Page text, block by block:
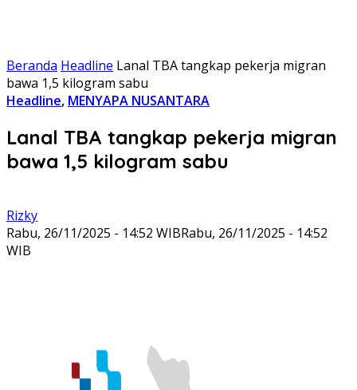
Beranda Headline Lanal TBA tangkap pekerja migran
bawa 1,5 kilogram sabu
Headline, MENYAPA NUSANTARA
Lanal TBA tangkap pekerja migran
bawa 1,5 kilogram sabu
Rizky
Rabu, 26/11/2025 - 14:52 WIBRabu, 26/11/2025 - 14:52
WIB